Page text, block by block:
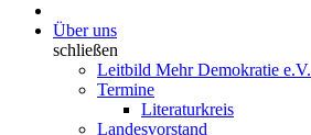
Über uns
schließen
Leitbild Mehr Demokratie e.V.
Termine
Literaturkreis
Landesvorstand